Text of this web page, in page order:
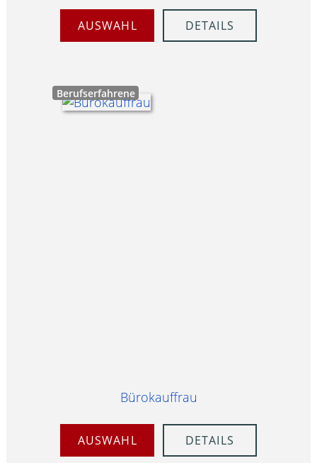
AUSWAHL DETAILS
Berufserfahrene
Bürokauffrau
AUSWAHL DETAILS